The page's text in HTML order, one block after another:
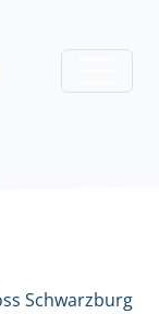
Schwarzburg